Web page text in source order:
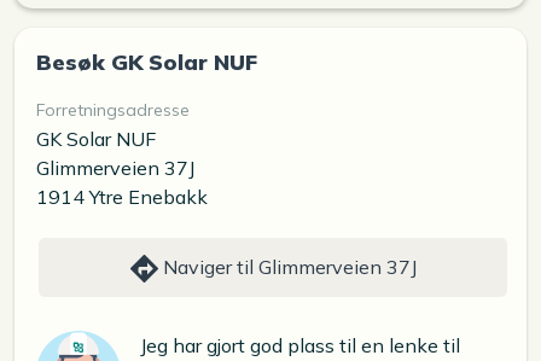
Besøk GK Solar NUF
Forretningsadresse
GK Solar NUF
Glimmerveien 37J
1914 Ytre Enebakk
Naviger til Glimmerveien 37J
Jeg har gjort god plass til en lenke til